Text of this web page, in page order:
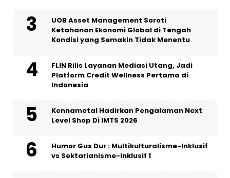
UOB Asset Management Soroti
Ketahanan Ekonomi Global di Tengah
Kondisi yang Semakin Tidak Menentu
FLIN Rilis Layanan Mediasi Utang, Jadi
Platform Credit Wellness Pertama di
Indonesia
Kennametal Hadirkan Pengalaman Next
Level Shop Di IMTS 2026
Humor Gus Dur : Multikulturalisme-Inklusif
vs Sektarianisme-Inklusif 1